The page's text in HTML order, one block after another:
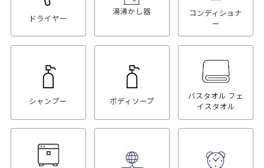
ドライヤー
湯沸かし器
コンディショナ
ー
シャンプー ボディソープ
バスタオル フェ
イスタオル